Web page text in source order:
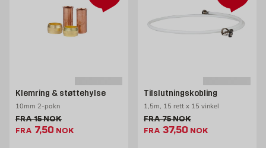
Klemring & støttehylse
10mm 2-pakn
FRAGammel pris 15 NOK /stk
15NOK
FRA Ekstrapris 7.5 NOK /stk
7,50 NOK
Tilslutningskobling
1,5m, 15 rett x 15 vinkel
FRAGammel pris 75 NOK /stk
75NOK
FRA Ekstrapris 37.5 NOK
37,50 NOK